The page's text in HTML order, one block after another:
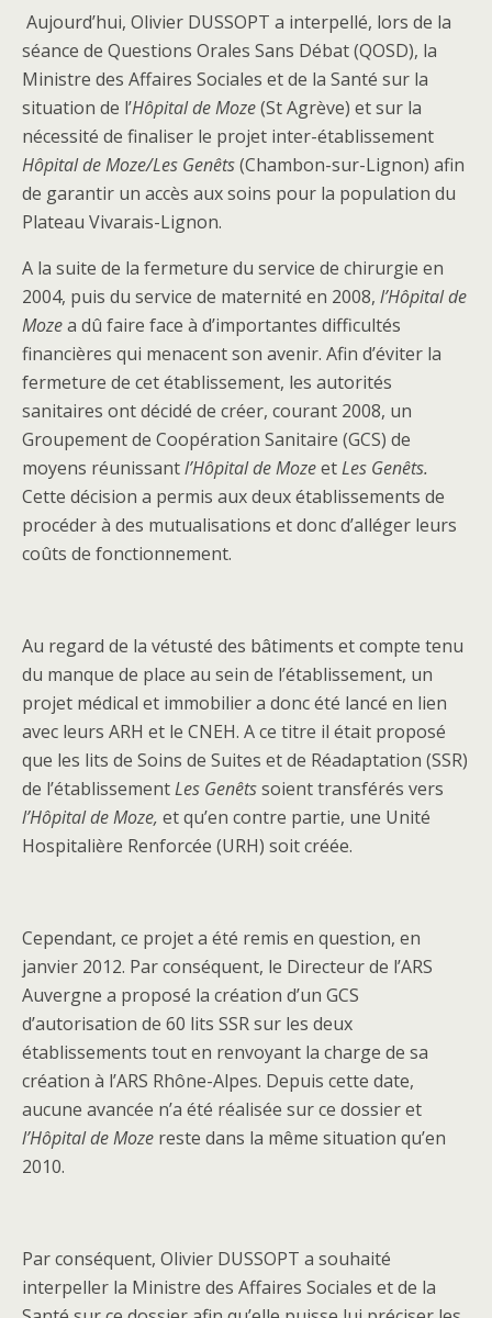
Aujourd’hui, Olivier DUSSOPT a interpellé, lors de la
séance de Questions Orales Sans Débat (QOSD), la
Ministre des Affaires Sociales et de la Santé sur la
situation de l’Hôpital de Moze(St Agrève) et sur la
nécessité de finaliser le projet inter-établissement
Hôpital de Moze/Les Genêts(Chambon-sur-Lignon) afin
de garantir un accès aux soins pour la population du
Plateau Vivarais-Lignon.
A la suite de la fermeture du service de chirurgie en
2004, puis du service de maternité en 2008, l’Hôpital de
Mozea dû faire face à d’importantes difficultés
financières qui menacent son avenir. Afin d’éviter la
fermeture de cet établissement, les autorités
sanitaires ont décidé de créer, courant 2008, un
Groupement de Coopération Sanitaire (GCS) de
moyens réunissantl’Hôpital de MozeetLes Genêts.
Cette décision a permis aux deux établissements de
procéder à des mutualisations et donc d’alléger leurs
coûts de fonctionnement.
Au regard de la vétusté des bâtiments et compte tenu
du manque de place au sein de l’établissement, un
projet médical et immobilier a donc été lancé en lien
avec leurs ARH et le CNEH. A ce titre il était proposé
que les lits de Soins de Suites et de Réadaptation (SSR)
de l’établissementLes Genêtssoient transférés vers
l’Hôpital de Moze, et qu’en contre partie, une Unité
Hospitalière Renforcée (URH) soit créée.
Cependant, ce projet a été remis en question, en
janvier 2012. Par conséquent, le Directeur de l’ARS
Auvergne a proposé la création d’un GCS
d’autorisation de 60 lits SSR sur les deux
établissements tout en renvoyant la charge de sa
création à l’ARS Rhône-Alpes. Depuis cette date,
aucune avancée n’a été réalisée sur ce dossier et
l’Hôpital de Moze reste dans la même situation qu’en
2010.
Par conséquent, Olivier DUSSOPT a souhaité
interpeller la Ministre des Affaires Sociales et de la